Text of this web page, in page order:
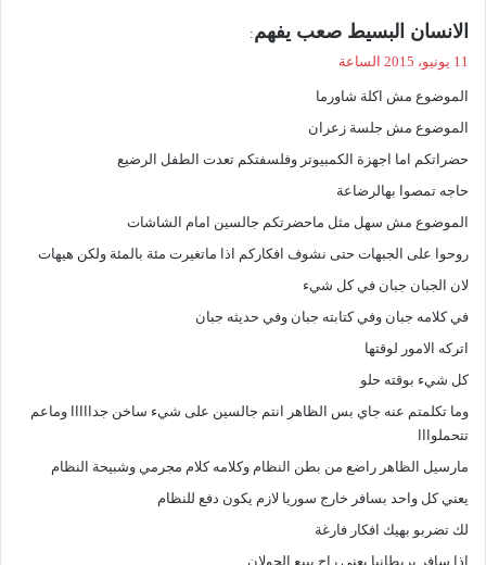
ي
ل
الانسان البسيط صعب يفهم :
11 يونيو، 2015 الساعة
الموضوع مش اكلة شاورما
الموضوع مش جلسة زعران
حضراتكم اما اجهزة الكمبيوتر وفلسفتكم تعدت الطفل الرضيع
حاجه تمصوا بهالرضاعة
الموضوع مش سهل مثل ماحضرتكم جالسين امام الشاشات
روحوا على الجبهات حتى نشوف افكاركم اذا ماتغيرت مئة بالمئة ولكن هيهات
لان الجبان جبان في كل شيء
في كلامه جبان وفي كتابته جبان وفي حديثه جبان
اتركه الامور لوقتها
كل شيء بوقته حلو
وما تكلمتم عنه جاي بس الظاهر انتم جالسين على شيء ساخن جدااااا وماعم
تتحملوااا
مارسيل الظاهر راضع من بطن النظام وكلامه كلام مجرمي وشبيحة النظام
يعني كل واحد بسافر خارج سوريا لازم يكون دفع للنظام
لك تضربو بهيك افكار فارغة
اذا سافر بريطانيا يعني راح يبيع الجولان